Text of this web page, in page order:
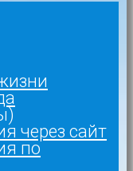
через сайт
по